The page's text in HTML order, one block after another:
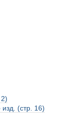
(стр. 16)